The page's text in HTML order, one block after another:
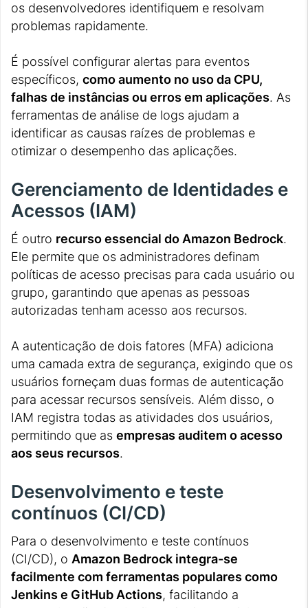
os desenvolvedores identifiquem e resolvam
problemas rapidamente.
É possível configurar alertas para eventos
específicos, como aumento no uso da CPU,
falhas de instâncias ou erros em aplicações. As
ferramentas de análise de logs ajudam a
identificar as causas raízes de problemas e
otimizar o desempenho das aplicações.
Gerenciamento de Identidades e
Acessos (IAM)
É outro recurso essencial do Amazon Bedrock.
Ele permite que os administradores definam
políticas de acesso precisas para cada usuário ou
grupo, garantindo que apenas as pessoas
autorizadas tenham acesso aos recursos.
A autenticação de dois fatores (MFA) adiciona
uma camada extra de segurança, exigindo que os
usuários forneçam duas formas de autenticação
para acessar recursos sensíveis. Além disso, o
IAM registra todas as atividades dos usuários,
permitindo que as empresas auditem o acesso
aos seus recursos.
Desenvolvimento e teste
contínuos (CI/CD)
Para o desenvolvimento e teste contínuos
(CI/CD), o Amazon Bedrock integra-se
facilmente com ferramentas populares como
Jenkins e GitHub Actions, facilitando a